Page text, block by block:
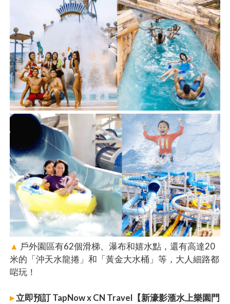
▲ 戶外園區有62個滑梯、瀑布和嬉水點，還有高達20
米的「沖天水龍捲」和「黃金大水桶」等，大人細路都
啱玩！
▸立即預訂 TapNow x CN Travel【新濠影滙水上樂園門